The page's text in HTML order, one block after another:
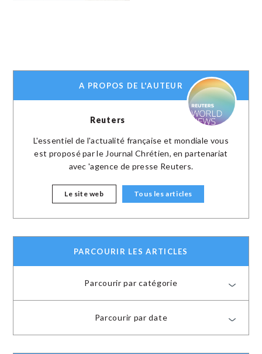
A PROPOS DE L'AUTEUR
Reuters
L'essentiel de l'actualité française et mondiale vous
est proposé par le Journal Chrétien, en partenariat
avec 'agence de presse Reuters.
Le site web Tous les articles
PARCOURIR LES ARTICLES
Parcourir par catégorie
Parcourir par date